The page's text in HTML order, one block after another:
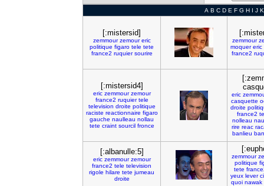
A B C D E F G H I J K
[:mistersid]
zemmour zemour eric
politique figaro tele tete
france2 ruquier sourire
zemmour
moquer eric
france2
[:mistersid4]
eric zemmour zemour
france2 ruquier tele
television droite politique
raciste reactionnaire figaro
gauche naulleau nollau
tete craint sourcil fronce
eric
casquette
droite
france2
nolleau
rire reac
banlieu
[:albanulle:5]
eric zemmour zemour
france2 tele television
rigole hilare tete jumeau
droite
zemmour
politique
tete
yeux lever
quoi nawak